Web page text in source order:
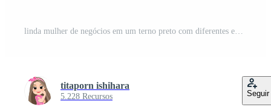
linda mulher de negócios em um terno preto com diferentes expressões faciais isoladas em ilustração vetorial de estilo de personagem de desenho animado Vetor Pro
titaporn ishihara
5.228 Recursos Seguir